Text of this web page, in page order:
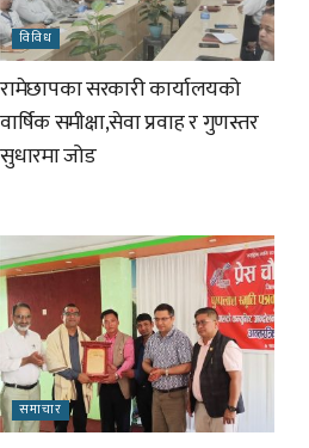
विविध
रामेछापका सरकारी कार्यालयको
वार्षिक समीक्षा,सेवा प्रवाह र गुणस्तर
सुधारमा जोड
समाचार